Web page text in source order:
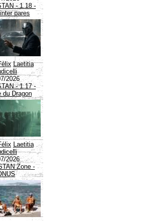
- 1.18 -
pares
Laetitia
2026
- 1.17 -
du Dragon
Laetitia
2026
Zone -